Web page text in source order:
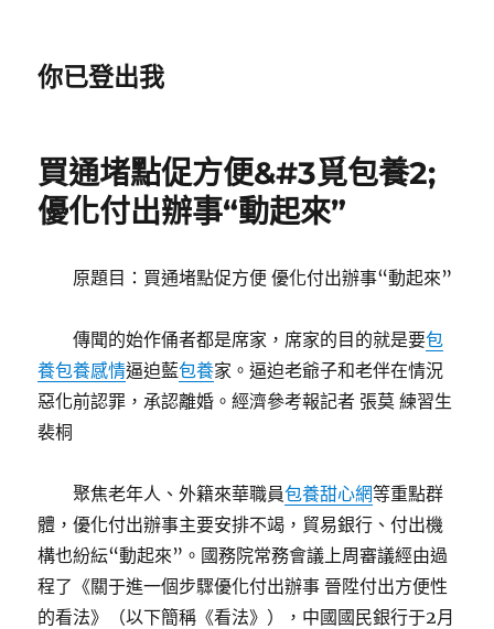
你已登出我
買通堵點促方便&#3覓包養2;
優化付出辦事“動起來”
原題目：買通堵點促方便 優化付出辦事“動起來”
傳聞的始作俑者都是席家，席家的目的就是要包
養包養感情逼迫藍包養家。逼迫老爺子和老伴在情況
惡化前認罪，承認離婚。經濟參考報記者 張莫 練習生
裴桐
聚焦老年人、外籍來華職員包養甜心網等重點群
體，優化付出辦事主要安排不竭，貿易銀行、付出機
構也紛紜“動起來”。國務院常務會議上周審議經由過
程了《關于進一個步驟優化付出辦事 晉陞付出方便性
的看法》（以下簡稱《看法》），中國國民銀行于2月